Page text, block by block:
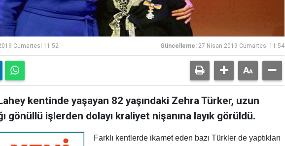
Cumartesi 11:52 Güncelleme: 27 Nisan 2019 Cumartesi 11:54
kentinde yaşayan 82 yaşındaki Zehra Türker, uzun
gönüllü işlerden dolayı kraliyet nişanına layık görüldü.
Farklı kentlerde ikamet eden bazı Türkler de yaptıkları